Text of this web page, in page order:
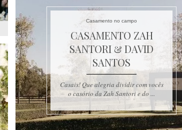
Casamento no campo
CASAMENTO ZAH
SANTORI & DAVID
SANTOS
Casais! Que alegria dividir com vocês
o casório da Zah Santori e do ...